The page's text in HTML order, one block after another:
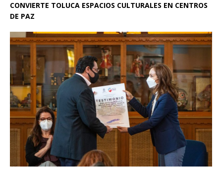
CONVIERTE TOLUCA ESPACIOS CULTURALES EN CENTROS
DE PAZ